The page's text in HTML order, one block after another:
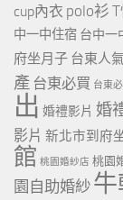
cup內衣 polo衫
中一中住宿 台中一
府坐月子 台東人
產 台東必買 台東
出 婚禮影片 婚
影片 新北市到府
館 桃園婚紗店 桃園
園自助婚紗